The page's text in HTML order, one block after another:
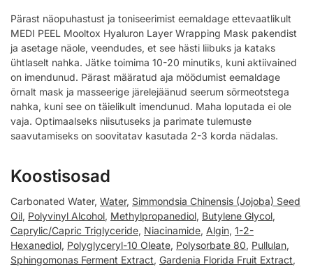
Pärast näopuhastust ja toniseerimist eemaldage ettevaatlikult
MEDI PEEL Mooltox Hyaluron Layer Wrapping Mask pakendist
ja asetage näole, veendudes, et see hästi liibuks ja kataks
ühtlaselt nahka. Jätke toimima 10-20 minutiks, kuni aktiivained
on imendunud. Pärast määratud aja möödumist eemaldage
õrnalt mask ja masseerige järelejäänud seerum sõrmeotstega
nahka, kuni see on täielikult imendunud. Maha loputada ei ole
vaja. Optimaalseks niisutuseks ja parimate tulemuste
saavutamiseks on soovitatav kasutada 2-3 korda nädalas.
Koostisosad
Carbonated Water, Water, Simmondsia Chinensis (Jojoba) Seed
Oil, Polyvinyl Alcohol, Methylpropanediol, Butylene Glycol,
Caprylic/Capric Triglyceride, Niacinamide, Algin, 1-2-
Hexanediol, Polyglyceryl-10 Oleate, Polysorbate 80, Pullulan,
Sphingomonas Ferment Extract, Gardenia Florida Fruit Extract,